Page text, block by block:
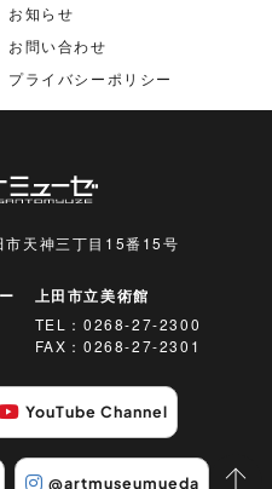
お知らせ
お問い合わせ
プライバシーポリシー
天神三丁目15番15号
上田市立美術館
TEL： 0268-27-2300
FAX：0268-27-2301
YouTube Channel
@artmuseumueda